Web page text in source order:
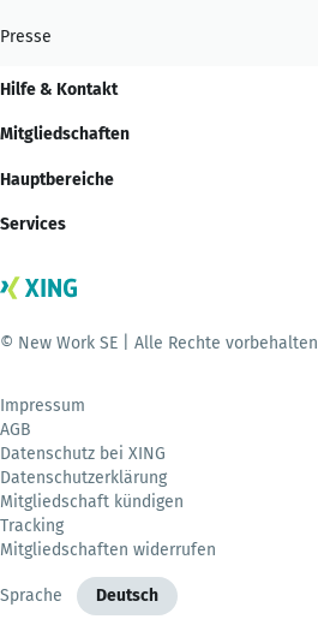
Presse
Hilfe & Kontakt
Mitgliedschaften
Hauptbereiche
Services
© New Work SE | Alle Rechte vorbehalten
Impressum
AGB
Datenschutz bei XING
Datenschutzerklärung
Mitgliedschaft kündigen
Tracking
Mitgliedschaften widerrufen
Sprache Deutsch